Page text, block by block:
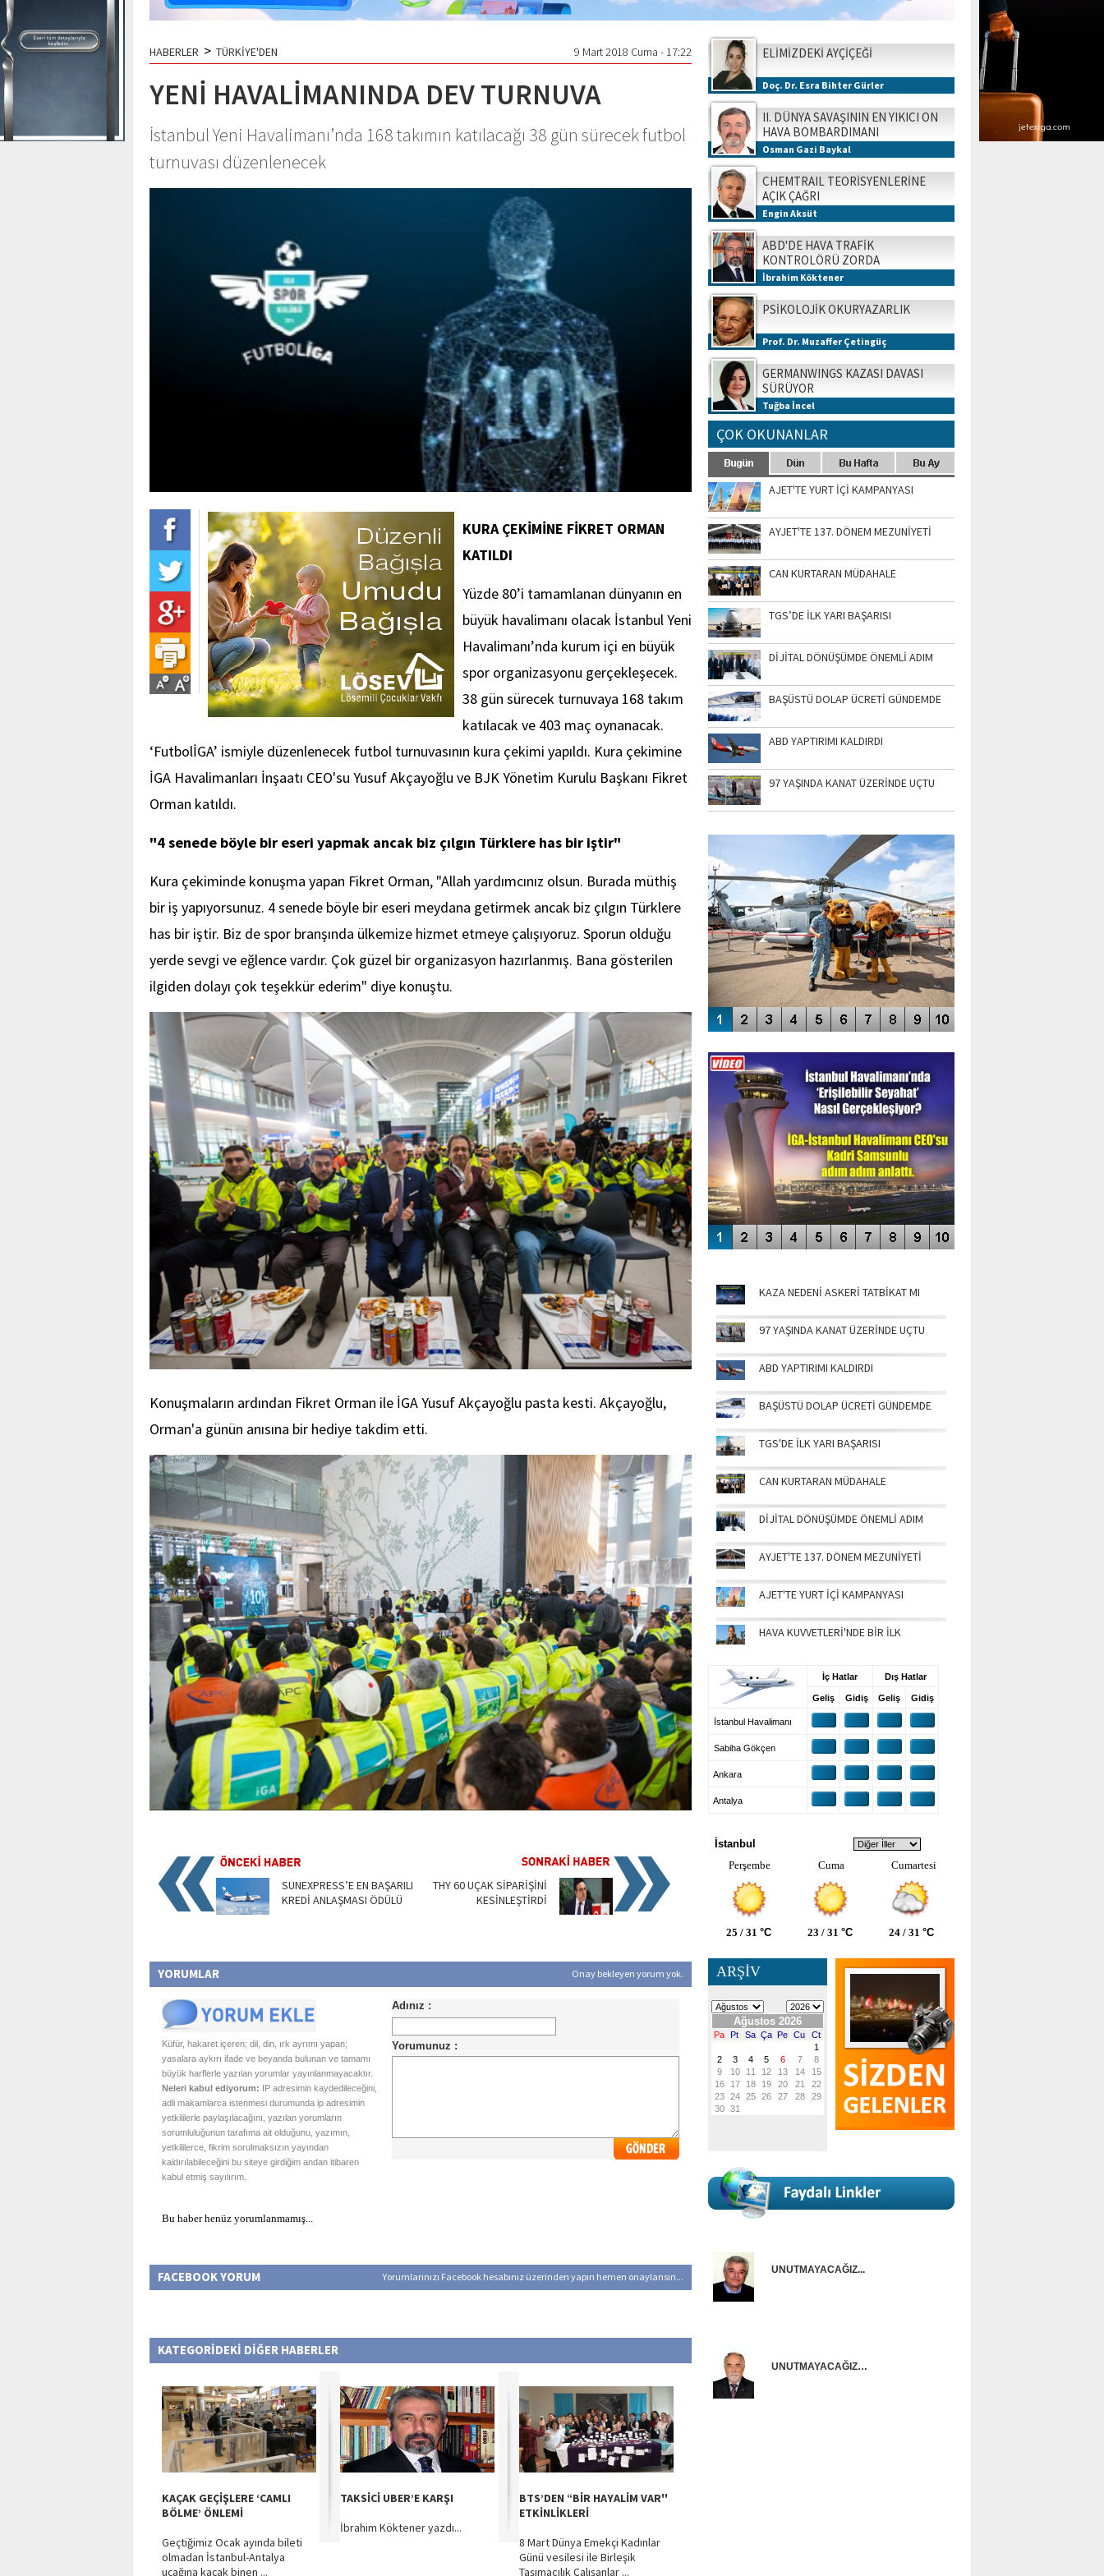
HABERLER > TÜRKİYE'DEN 9 Mart 2018 Cuma - 17:22
YENİ HAVALİMANINDA DEV TURNUVA
İstanbul Yeni Havalimanı’nda 168 takımın katılacağı 38 gün sürecek futbol
turnuvası düzenlenecek
KURA ÇEKİMİNE FİKRET ORMAN
KATILDI
Yüzde 80’i tamamlanan dünyanın en
büyük havalimanı olacak İstanbul Yeni
Havalimanı’nda kurum içi en büyük
spor organizasyonu gerçekleşecek.
38 gün sürecek turnuvaya 168 takım
katılacak ve 403 maç oynanacak.
‘FutbolİGA’ ismiyle düzenlenecek futbol turnuvasının kura çekimi yapıldı. Kura çekimine
İGA Havalimanları İnşaatı CEO'su Yusuf Akçayoğlu ve BJK Yönetim Kurulu Başkanı Fikret
Orman katıldı.
"4 senede böyle bir eseri yapmak ancak biz çılgın Türklere has bir iştir"
Kura çekiminde konuşma yapan Fikret Orman, "Allah yardımcınız olsun. Burada müthiş
bir iş yapıyorsunuz. 4 senede böyle bir eseri meydana getirmek ancak biz çılgın Türklere
has bir iştir. Biz de spor branşında ülkemize hizmet etmeye çalışıyoruz. Sporun olduğu
yerde sevgi ve eğlence vardır. Çok güzel bir organizasyon hazırlanmış. Bana gösterilen
ilgiden dolayı çok teşekkür ederim" diye konuştu.
Konuşmaların ardından Fikret Orman ile İGA Yusuf Akçayoğlu pasta kesti. Akçayoğlu,
Orman'a günün anısına bir hediye takdim etti.
SUNEXPRESS’E EN BAŞARILI
KREDİ ANLAŞMASI ÖDÜLÜ
THY 60 UÇAK SİPARİŞİNİ
KESİNLEŞTİRDİ
YORUMLAR Onay bekleyen yorum yok.
Küfür, hakaret içeren; dil, din, ırk ayrımı yapan;
yasalara aykırı ifade ve beyanda bulunan ve tamamı
büyük harflerle yazılan yorumlar yayınlanmayacaktır.
Neleri kabul ediyorum: IP adresimin kaydedileceğini,
adli makamlarca istenmesi durumunda ip adresimin
yetkililerle paylaşılacağını, yazılan yorumların
sorumluluğunun tarafıma ait olduğunu, yazımın,
yetkililerce, fikrim sorulmaksızın yayından
kaldırılabileceğini bu siteye girdiğim andan itibaren
kabul etmiş sayılırım.
Bu haber henüz yorumlanmamış...
FACEBOOK YORUM Yorumlarınızı Facebook hesabınız üzerinden yapın hemen onaylansın...
KATEGORİDEKİ DİĞER HABERLER
KAÇAK GEÇİŞLERE ‘CAMLI
BÖLME’ ÖNLEMİ
Geçtiğimiz Ocak ayında bileti
olmadan İstanbul-Antalya
uçağına kaçak binen ...
TAKSİCİ UBER’E KARŞI
İbrahim Köktener yazdı...
BTS’DEN “BİR HAYALİM VAR''
ETKİNLİKLERİ
8 Mart Dünya Emekçi Kadınlar
Günü vesilesi ile Birleşik
Taşımacılık Çalışanlar ...
ELİMİZDEKİ AYÇİÇEĞİ
Doç. Dr. Esra Bihter Gürler
II. DÜNYA SAVAŞININ EN YIKICI ON
HAVA BOMBARDIMANI
Osman Gazi Baykal
CHEMTRAIL TEORİSYENLERİNE
AÇIK ÇAĞRI
Engin Aksüt
ABD'DE HAVA TRAFİK
KONTROLÖRÜ ZORDA
İbrahim Köktener
PSİKOLOJİK OKURYAZARLIK
Prof. Dr. Muzaffer Çetingüç
GERMANWINGS KAZASI DAVASI
SÜRÜYOR
Tuğba İncel
ÇOK OKUNANLAR
AJET'TE YURT İÇİ KAMPANYASI
AYJET'TE 137. DÖNEM MEZUNİYETİ
CAN KURTARAN MÜDAHALE
TGS’DE İLK YARI BAŞARISI
DİJİTAL DÖNÜŞÜMDE ÖNEMLİ ADIM
BAŞÜSTÜ DOLAP ÜCRETİ GÜNDEMDE
ABD YAPTIRIMI KALDIRDI
97 YAŞINDA KANAT ÜZERİNDE UÇTU
SİNGAPUR AIRSHOW-2020
ENGELLERİN AŞILDIĞI HAVALİMANI
KAZA NEDENİ ASKERİ TATBİKAT MI
97 YAŞINDA KANAT ÜZERİNDE UÇTU
ABD YAPTIRIMI KALDIRDI
BAŞÜSTÜ DOLAP ÜCRETİ GÜNDEMDE
TGS'DE İLK YARI BAŞARISI
CAN KURTARAN MÜDAHALE
DİJİTAL DÖNÜŞÜMDE ÖNEMLİ ADIM
AYJET'TE 137. DÖNEM MEZUNİYETİ
AJET'TE YURT İÇİ KAMPANYASI
HAVA KUVVETLERİ'NDE BİR İLK
İç Hatlar Dış Hatlar
Geliş Gidiş Geliş Gidiş
İstanbul Havalimanı
Sabiha Gökçen
Ankara
Antalya
İstanbul
Perşembe
Cuma Cumartesi
25 / 31 °C 23 / 31 °C 24 / 31 °C
ARŞİV
UNUTMAYACAĞIZ...
UNUTMAYACAĞIZ…